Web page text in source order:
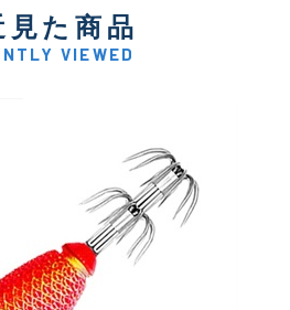
見た商品
VIEWED